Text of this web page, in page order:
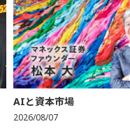
AIと資本市場
2026/08/07